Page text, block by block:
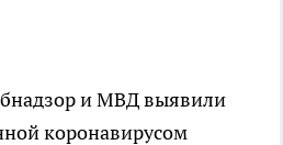
и МВД выявили
коронавирусом